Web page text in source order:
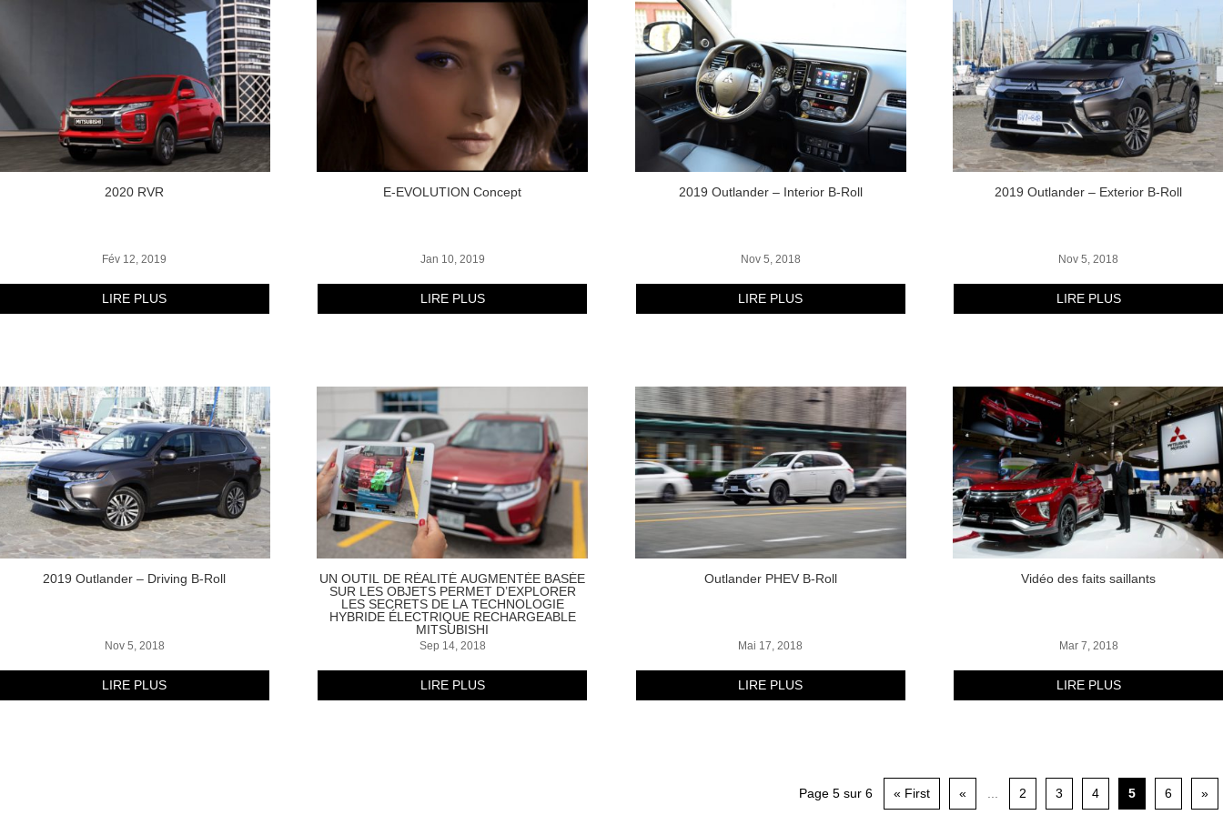
2020 RVR
Fév 12, 2019
LIRE PLUS
2019 Outlander – Driving B-Roll
Nov 5, 2018
LIRE PLUS
E-EVOLUTION Concept
Jan 10, 2019
LIRE PLUS
UN OUTIL DE RÉALITÉ AUGMENTÉE BASÉE
SUR LES OBJETS PERMET D’EXPLORER
LES SECRETS DE LA TECHNOLOGIE
HYBRIDE ÉLECTRIQUE RECHARGEABLE
MITSUBISHI
Sep 14, 2018
LIRE PLUS
2019 Outlander – Interior B-Roll
Nov 5, 2018
LIRE PLUS
Outlander PHEV B-Roll
Mai 17, 2018
LIRE PLUS
2019 Outlander – Exterior B-Roll
Nov 5, 2018
LIRE PLUS
Vidéo des faits saillants
Mar 7, 2018
LIRE PLUS
Page 5 sur 6 « First « 2 3 4 5 6 »